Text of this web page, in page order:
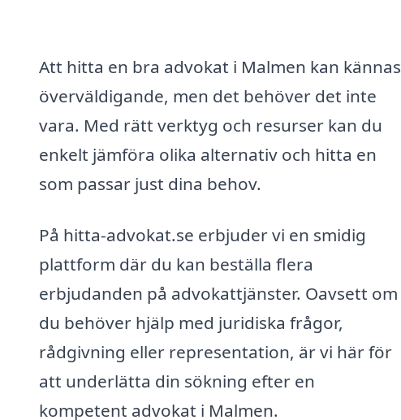
Att hitta en bra advokat i Malmen kan kännas
överväldigande, men det behöver det inte
vara. Med rätt verktyg och resurser kan du
enkelt jämföra olika alternativ och hitta en
som passar just dina behov.
På hitta-advokat.se erbjuder vi en smidig
plattform där du kan beställa flera
erbjudanden på advokattjänster. Oavsett om
du behöver hjälp med juridiska frågor,
rådgivning eller representation, är vi här för
att underlätta din sökning efter en
kompetent advokat i Malmen.